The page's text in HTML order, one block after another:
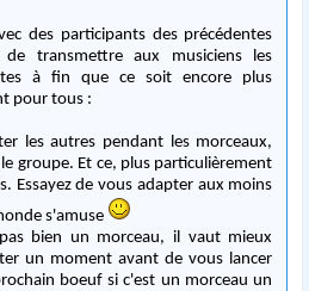
des participants des précédentes
transmettre aux musiciens les
à fin que ce soit encore plus
pour tous :
les autres pendant les morceaux,
groupe. Et ce, plus particulièrement
Essayez de vous adapter aux moins
s'amuse
bien un morceau, il vaut mieux
un moment avant de vous lancer
boeuf si c'est un morceau un